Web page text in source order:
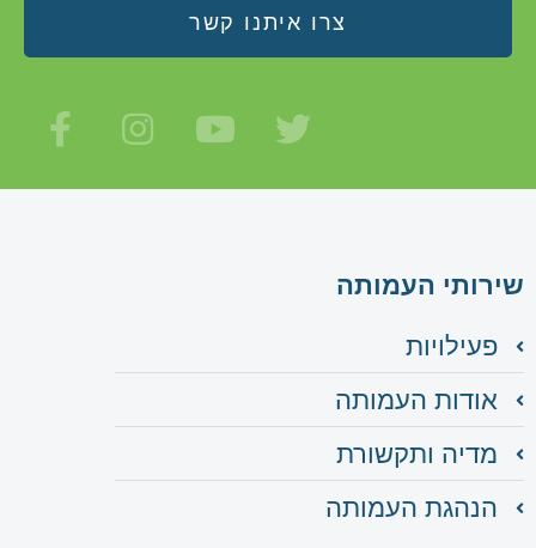
צרו איתנו קשר
שירותי העמותה
פעילויות
אודות העמותה
מדיה ותקשורת
הנהגת העמותה